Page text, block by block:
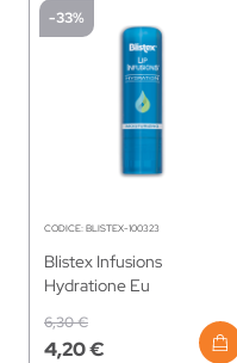
-33%
CODICE: BLISTEX-100323
Blistex Infusions
Hydratione Eu
4,20 €
6,30 €